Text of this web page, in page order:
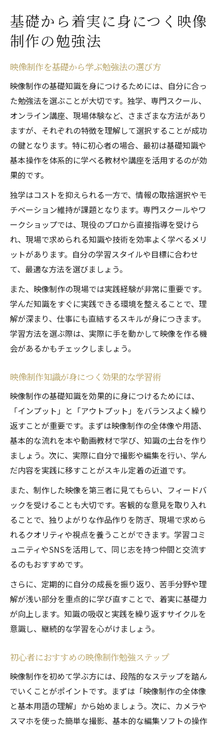
基礎から着実に身につく映像
制作の勉強法
映像制作を基礎から学ぶ勉強法の選び方
映像制作の基礎知識を身につけるためには、自分に合っ
た勉強法を選ぶことが大切です。独学、専門スクール、
オンライン講座、現場体験など、さまざまな方法があり
ますが、それぞれの特徴を理解して選択することが成功
の鍵となります。特に初心者の場合、最初は基礎知識や
基本操作を体系的に学べる教材や講座を活用するのが効
果的です。
独学はコストを抑えられる一方で、情報の取捨選択やモ
チベーション維持が課題となります。専門スクールやワ
ークショップでは、現役のプロから直接指導を受けら
れ、現場で求められる知識や技術を効率よく学べるメリ
ットがあります。自分の学習スタイルや目標に合わせ
て、最適な方法を選びましょう。
また、映像制作の現場では実践経験が非常に重要です。
学んだ知識をすぐに実践できる環境を整えることで、理
解が深まり、仕事にも直結するスキルが身につきます。
学習方法を選ぶ際は、実際に手を動かして映像を作る機
会があるかもチェックしましょう。
映像制作知識が身につく効果的な学習術
映像制作の基礎知識を効果的に身につけるためには、
「インプット」と「アウトプット」をバランスよく繰り
返すことが重要です。まずは映像制作の全体像や用語、
基本的な流れを本や動画教材で学び、知識の土台を作り
ましょう。次に、実際に自分で撮影や編集を行い、学ん
だ内容を実践に移すことがスキル定着の近道です。
また、制作した映像を第三者に見てもらい、フィードバ
ックを受けることも大切です。客観的な意見を取り入れ
ることで、独りよがりな作品作りを防ぎ、現場で求めら
れるクオリティや視点を養うことができます。学習コミ
ュニティやSNSを活用して、同じ志を持つ仲間と交流す
るのもおすすめです。
さらに、定期的に自分の成長を振り返り、苦手分野や理
解が浅い部分を重点的に学び直すことで、着実に基礎力
が向上します。知識の吸収と実践を繰り返すサイクルを
意識し、継続的な学習を心がけましょう。
初心者におすすめの映像制作勉強ステップ
映像制作を初めて学ぶ方には、段階的なステップを踏ん
でいくことがポイントです。まずは「映像制作の全体像
と基本用語の理解」から始めましょう。次に、カメラや
スマホを使った簡単な撮影、基本的な編集ソフトの操作